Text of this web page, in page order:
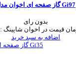
گاز صفحه ای اخوان مدل Gi97
بدون رای
قیمت در اخوان شاپینگ :
اضافه به سبد خرید